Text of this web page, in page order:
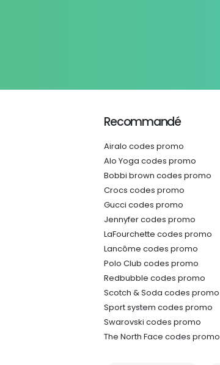
Recommandé
Airalo codes promo
Alo Yoga codes promo
Bobbi brown codes promo
Crocs codes promo
Gucci codes promo
Jennyfer codes promo
LaFourchette codes promo
Lancôme codes promo
Polo Club codes promo
Redbubble codes promo
Scotch & Soda codes promo
Sport system codes promo
Swarovski codes promo
The North Face codes promo